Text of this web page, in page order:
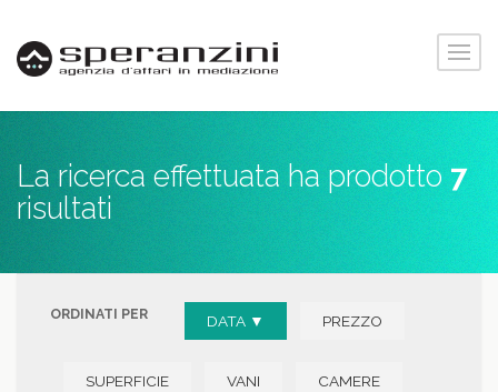
La ricerca effettuata ha prodotto 7
risultati
ORDINATI PER DATA ▼ PREZZO
SUPERFICIE VANI CAMERE